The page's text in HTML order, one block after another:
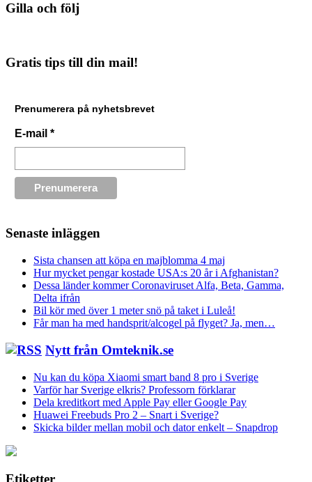
Gilla och följ
Gratis tips till din mail!
Prenumerera på nyhetsbrevet
E-mail *
Senaste inläggen
Sista chansen att köpa en majblomma 4 maj
Hur mycket pengar kostade USA:s 20 år i Afghanistan?
Dessa länder kommer Coronaviruset Alfa, Beta, Gamma,
Delta ifrån
Bil kör med över 1 meter snö på taket i Luleå!
Får man ha med handsprit/alcogel på flyget? Ja, men…
Nytt från Omteknik.se
Nu kan du köpa Xiaomi smart band 8 pro i Sverige
Varför har Sverige elkris? Professorn förklarar
Dela kreditkort med Apple Pay eller Google Pay
Huawei Freebuds Pro 2 – Snart i Sverige?
Skicka bilder mellan mobil och dator enkelt – Snapdrop
Etiketter